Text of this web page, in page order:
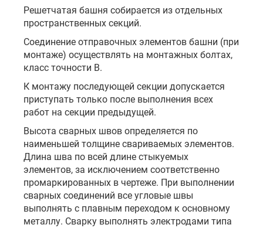
Решетчатая башня собирается из отдельных
пространственных секций.
Соединение отправочных элементов башни (при
монтаже) осуществлять на монтажных болтах,
класс точности В.
К монтажу последующей секции допускается
приступать только после выполнения всех
работ на секции предыдущей.
Высота сварных швов определяется по
наименьшей толщине свариваемых элементов.
Длина шва по всей длине стыкуемых
элементов, за исключением соответственно
промаркированных в чертеже. При выполнении
сварных соединений все угловые швы
выполнять с плавным переходом к основному
металлу. Сварку выполнять электродами типа